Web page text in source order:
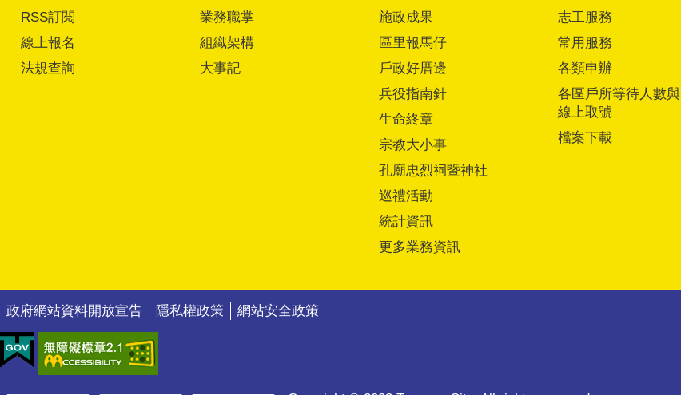
RSS訂閱
線上報名
法規查詢
業務職掌
組織架構
大事記
施政成果
區里報馬仔
戶政好厝邊
兵役指南針
生命終章
宗教大小事
孔廟忠烈祠暨神社
巡禮活動
統計資訊
更多業務資訊
志工服務
常用服務
各類申辦
各區戶所等待人數與
線上取號
檔案下載
政府網站資料開放宣告 隱私權政策 網站安全政策